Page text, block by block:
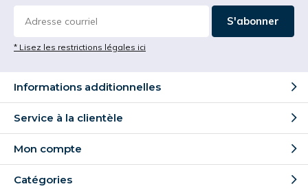
S'abonner
* Lisez les restrictions légales ici
Informations additionnelles
Service à la clientèle
Mon compte
Catégories